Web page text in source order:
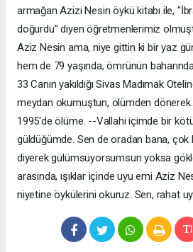
armağan Azizi Nesin öykü kitabı ile,
doğurdu" diyen öğretmenlerimiz
Aziz Nesin ama, niye gittin ki bir yaz
hem de 79 yaşında, ömrünün
33 Canın yakıldığı Sivas Madımak
meydan okumuştun, ölümden
1995'de ölüme. --Vallahi içimde bir
güldüğümde. Sen de oradan bana,
diyerek gülümsüyorsumsun yoksa
arasında, ışıklar içinde uyu emi Aziz
niyetine öykülerini okuruz. Sen, rahat